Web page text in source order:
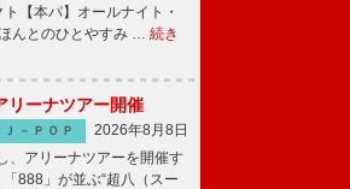
【本パ】オールナイト・
んとのひとやすみ … 続き
リーナツアー開催
Ｊ－ＰＯＰ
2026年8月8日
、アリーナツアーを開催す
888」が並ぶ“超八（スー